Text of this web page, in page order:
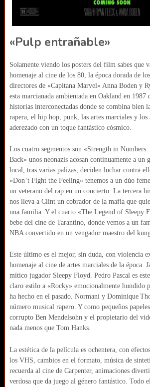
«Pulp entrañable»
Solamente viendo los posters del film sabes que
homenaje al cine de los 80, la época dorada de
directores de «Capitana Marvel» Anna Boden y
esta marcianada ambientada en Oakland en
historias interconectadas donde se combina bien
rapera, el hip hop, punk, las artes marciales y los
aderezado con un toque fantástico cósmico.
Los cuatro segmentos son «Strength in
Back» unos neonazis acosan continuamente a un
local, tras varias palizas, deciden luchar contra
«Don’t Fight the Feeling» tenemos a un dúo
un veterano del rap en un concierto. La tercera
nos lleva a Clint un cobrador de la mafia que
una familia. Y el cuarto «The Legend of Sleepy
bebe del cine de Tarantino, donde vemos a un
NBA convertido en un vengador maestro del
Este último es el mejor, sin duda, con violencia
homenaje al cine de artes marciales de la época.
mítico jugador Sleepy Floyd. Pedro Pascal es
claro estilo a «Rocky» emocionalmente hundido
ha hecho en el pasado. Normani y Dominique
número musical rapero. Y como pequeños
corrupto Ben Mendelsohn y el propietario del
nada menos que Tom Hanks.
La estética de la película es ochentera, con
los VHS, cambios en el formato, música de
recuerda al cine de Carpenter, animaciones
verdosa que da juego al género fantástico. Todo